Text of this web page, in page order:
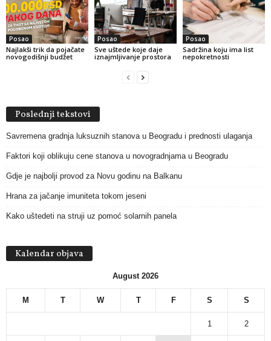
Posao
Najlakši trik da pojačate
novogodišnji budžet
Posao
Sve uštede koje daje
iznajmljivanje prostora
Posao
Sadržina koju ima list
nepokretnosti
Poslednji tekstovi
Savremena gradnja luksuznih stanova u Beogradu i prednosti ulaganja
Faktori koji oblikuju cene stanova u novogradnjama u Beogradu
Gdje je najbolji provod za Novu godinu na Balkanu
Hrana za jačanje imuniteta tokom jeseni
Kako uštedeti na struji uz pomoć solarnih panela
Kalendar objava
August 2026
M T W T F S S
1 2